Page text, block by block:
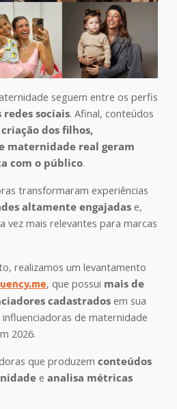
seguem entre os perfis
sociais. Afinal, conteúdos
dos filhos,
maternidade real geram
com o público.
transformaram experiências
altamente engajadas e,
vez mais relevantes para marcas
realizamos um levantamento
, que possui mais de
cadastradosem sua
de maternidade
2026.
que produzem conteúdos
e analisa métricas